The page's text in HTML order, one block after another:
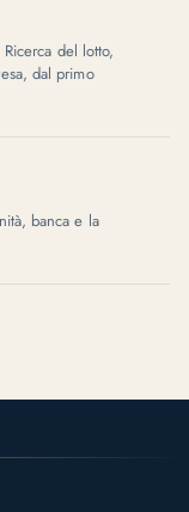
del lotto,
dal primo
banca e la